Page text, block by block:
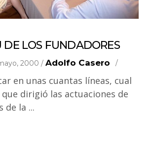
DE LOS FUNDADORES
2000 / Adolfo Casero
en unas cuantas líneas, cual
dirigió las actuaciones de
de la